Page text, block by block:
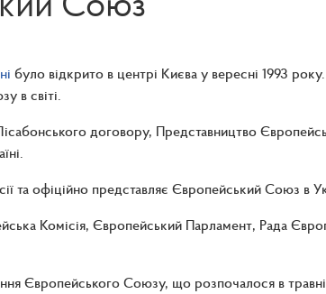
було відкрито в центрі Києва у вересні 1993
в світі.
договору, Представництво
та офіційно представляє Європейський Союз в
Комісія, Європейський Парламент, Рада
Європейського Союзу, що розпочалося в